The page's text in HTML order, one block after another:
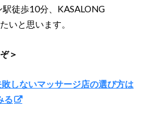
徒歩10分、KASALONG
いと思います。
＞
しないマッサージ店の選び方は
る